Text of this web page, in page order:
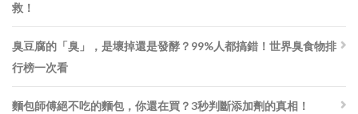
救！
臭豆腐的「臭」，是壞掉還是發酵？99%人都搞錯！世界臭食物排
行榜一次看
麵包師傅絕不吃的麵包，你還在買？3秒判斷添加劑的真相！